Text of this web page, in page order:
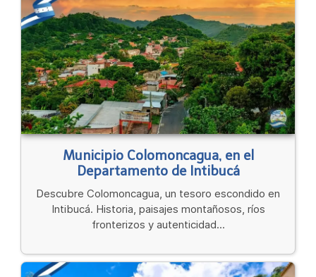
Municipio Colomoncagua, en el
Departamento de Intibucá
Descubre Colomoncagua, un tesoro escondido en
Intibucá. Historia, paisajes montañosos, ríos
fronterizos y autenticidad...